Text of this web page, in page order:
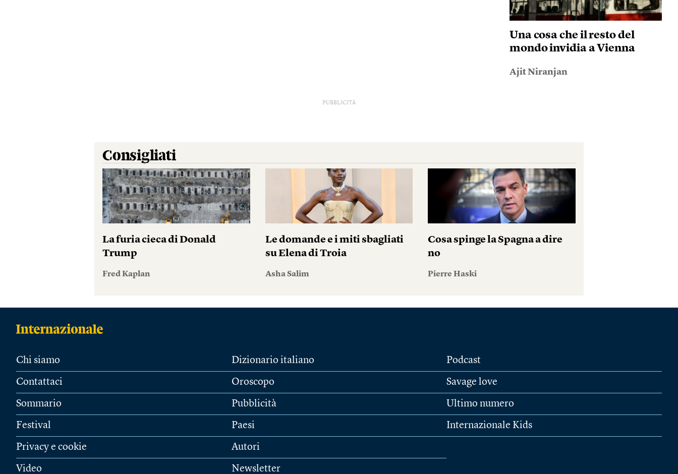
Una cosa che il resto del
mondo invidia a Vienna
Ajit Niranjan
PUBBLICITÀ
Consigliati
La furia cieca di Donald
Trump
Fred Kaplan
Le domande e i miti sbagliati
su Elena di Troia
Asha Salim
Cosa spinge la Spagna a dire
no
Pierre Haski
Chi siamo
Contattaci
Sommario
Festival
Privacy e cookie
Video
Dizionario italiano
Oroscopo
Pubblicità
Paesi
Autori
Newsletter
Podcast
Savage love
Ultimo numero
Internazionale Kids